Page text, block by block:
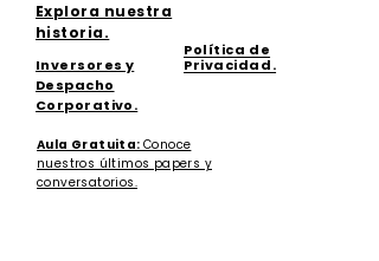
Explora nuestra
historia.
Inversores y
Despacho
Corporativo.
Aula Gratuita: Conoce
nuestros últimos papers y
conversatorios.
Política de
Privacidad.